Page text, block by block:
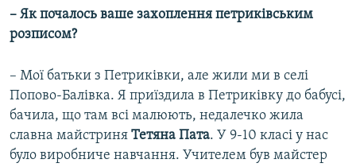
– Як почалось ваше захоплення петриківським
розписом?
– Мої батьки з Петриківки, але жили ми в селі
Попово-Балівка. Я приїздила в Петриківку до бабусі,
бачила, що там всі малюють, недалечко жила
славна майстриня Тетяна Пата. У 9-10 класі у нас
було виробниче навчання. Учителем був майстер